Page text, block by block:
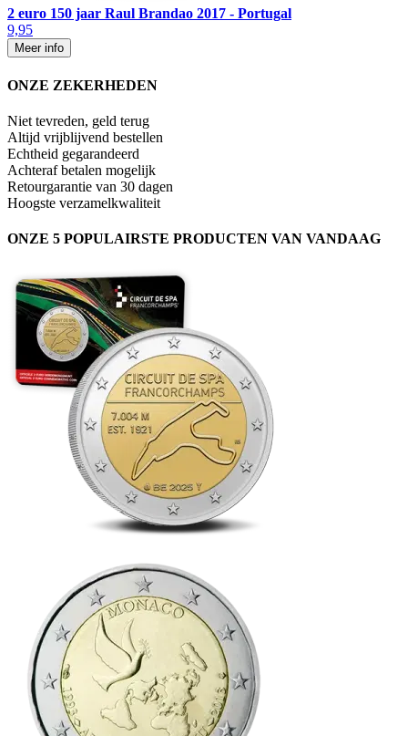
2 euro 150 jaar Raul Brandao 2017 - Portugal
9,95
Meer info
ONZE ZEKERHEDEN
Niet tevreden, geld terug
Altijd vrijblijvend bestellen
Echtheid gegarandeerd
Achteraf betalen mogelijk
Retourgarantie van 30 dagen
Hoogste verzamelkwaliteit
ONZE 5 POPULAIRSTE PRODUCTEN VAN VANDAAG